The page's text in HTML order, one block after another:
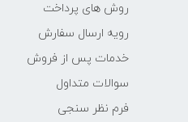
روش های پرداخت
رویه ارسال سفارش
خدمات پس از فروش
سوالات متداول
فرم نظر سنجی